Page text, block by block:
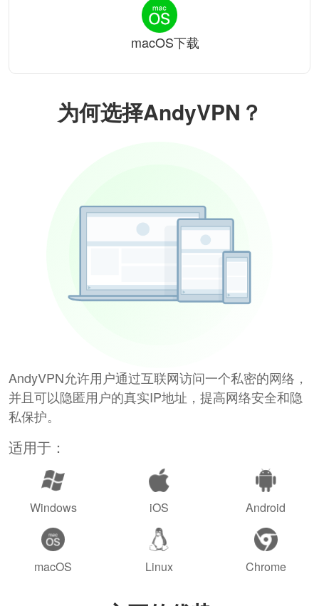
为何选择AndyVPN？
AndyVPN允许用户通过互联网访问一个私密的网络，
并且可以隐匿用户的真实IP地址，提高网络安全和隐
私保护。
适用于：
Windows iOS Android
macOS Linux Chrome
macOS下载